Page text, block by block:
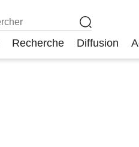
Recherche Diffusion